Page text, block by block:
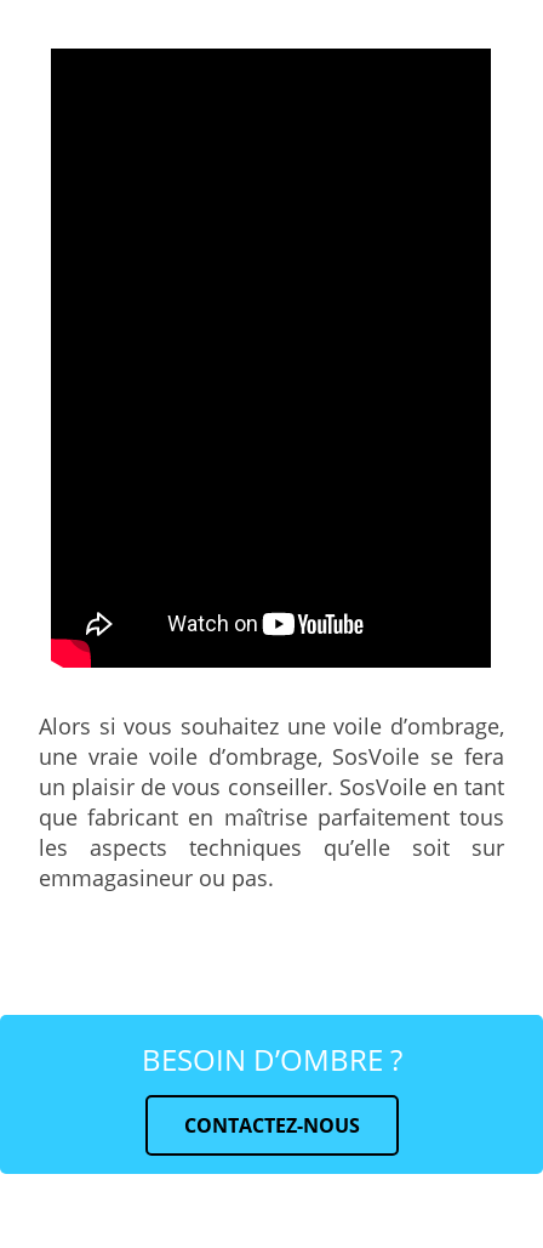
Alors si vous souhaitez une voile d’ombrage,
une vraie voile d’ombrage, SosVoile se fera
un plaisir de vous conseiller. SosVoile en tant
que fabricant en maîtrise parfaitement tous
les aspects techniques qu’elle soit sur
emmagasineur ou pas.
BESOIN D’OMBRE ?
CONTACTEZ-NOUS